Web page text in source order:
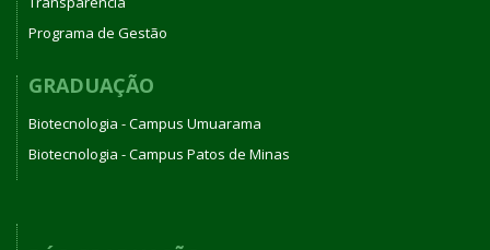
Programa de Gestão
GRADUAÇÃO
Biotecnologia - Campus Umuarama
Biotecnologia - Campus Patos de Minas